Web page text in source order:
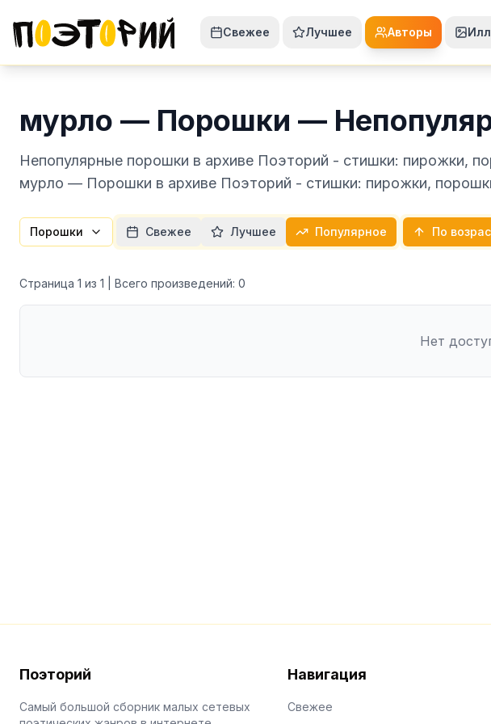
Свежее Лучшее Авторы
мурло — Порошки —
Непопулярные порошки в архиве Поэторий - стишки: пирожки,
мурло — Порошки в архиве Поэторий - стишки: пирожки,
Порошки Свежее Лучшее Популярное По
Страница 1 из 1 | Всего произведений: 0
Нет
Поэторий
Самый большой сборник малых сетевых
Навигация
Свежее